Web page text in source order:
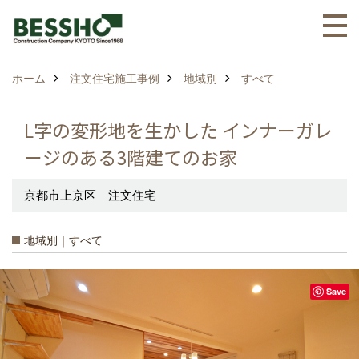
ホーム 注文住宅施工事例 地域別 すべて
L字の変形地を生かした インナーガレ
ージのある3階建てのお家
京都市上京区 注文住宅
地域別｜すべて
Save